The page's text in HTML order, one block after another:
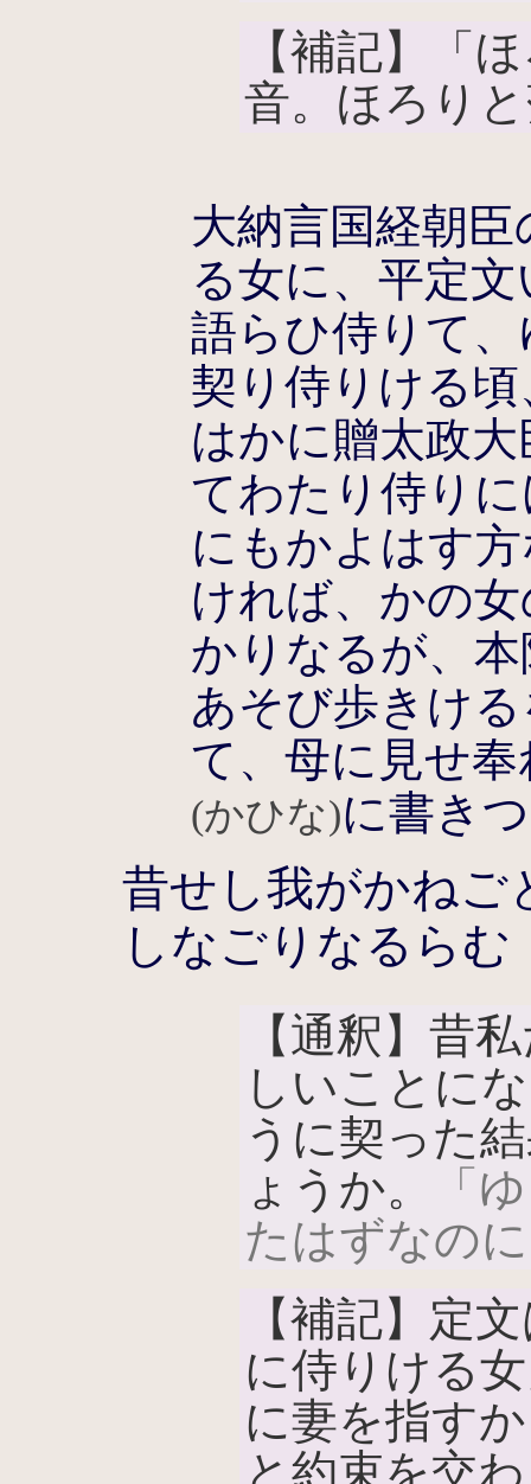
【補記】「
音。ほろり
大納言国経朝
る女に、平定
語らひ侍りて
契り侍りける
はかに贈太政
てわたり侍り
にもかよはす
ければ、かの
かりなるが、
あそび歩きけ
て、母に見せ
(かひな)に書き
昔せし我がかねご
しなごりなるらむ
【通釈】昔
しいことに
うに契った
ょうか。
「
たはずなの
【補記】定
に侍りける
に妻を指す
と約束を交